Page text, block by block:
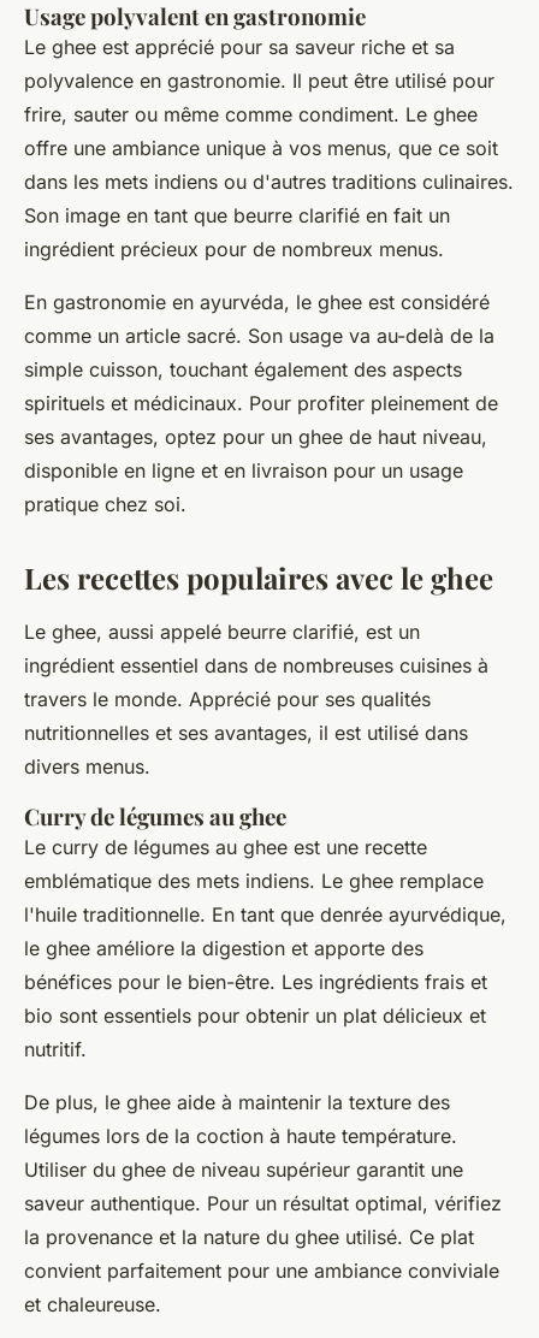
Usage polyvalent en gastronomie
Le ghee est apprécié pour sa saveur riche et sa
polyvalence en gastronomie. Il peut être utilisé pour
frire, sauter ou même comme condiment. Le ghee
offre une ambiance unique à vos menus, que ce soit
dans les mets indiens ou d'autres traditions culinaires.
Son image en tant que beurre clarifié en fait un
ingrédient précieux pour de nombreux menus.
En gastronomie en ayurvéda, le ghee est considéré
comme un article sacré. Son usage va au-delà de la
simple cuisson, touchant également des aspects
spirituels et médicinaux. Pour profiter pleinement de
ses avantages, optez pour un ghee de haut niveau,
disponible en ligne et en livraison pour un usage
pratique chez soi.
Les recettes populaires avec le ghee
Le ghee, aussi appelé beurre clarifié, est un
ingrédient essentiel dans de nombreuses cuisines à
travers le monde. Apprécié pour ses qualités
nutritionnelles et ses avantages, il est utilisé dans
divers menus.
Curry de légumes au ghee
Le curry de légumes au ghee est une recette
emblématique des mets indiens. Le ghee remplace
l'huile traditionnelle. En tant que denrée ayurvédique,
le ghee améliore la digestion et apporte des
bénéfices pour le bien-être. Les ingrédients frais et
bio sont essentiels pour obtenir un plat délicieux et
nutritif.
De plus, le ghee aide à maintenir la texture des
légumes lors de la coction à haute température.
Utiliser du ghee de niveau supérieur garantit une
saveur authentique. Pour un résultat optimal, vérifiez
la provenance et la nature du ghee utilisé. Ce plat
convient parfaitement pour une ambiance conviviale
et chaleureuse.